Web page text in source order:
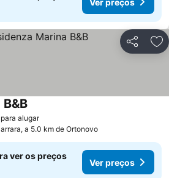
Partilhar
alugar
a 5.0 km de Ortonovo
ver os preços
Ver preços